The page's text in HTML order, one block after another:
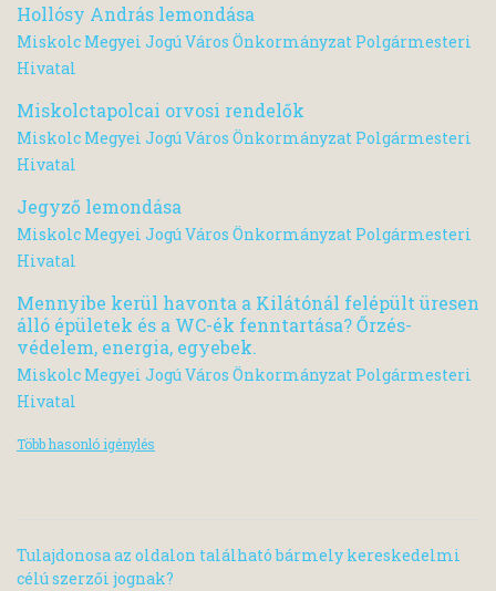
Hollósy András lemondása
Miskolc Megyei Jogú Város Önkormányzat Polgármesteri
Hivatal
Miskolctapolcai orvosi rendelők
Miskolc Megyei Jogú Város Önkormányzat Polgármesteri
Hivatal
Jegyző lemondása
Miskolc Megyei Jogú Város Önkormányzat Polgármesteri
Hivatal
Mennyibe kerül havonta a Kilátónál felépült üresen
álló épületek és a WC-ék fenntartása? Őrzés-
védelem, energia, egyebek.
Miskolc Megyei Jogú Város Önkormányzat Polgármesteri
Hivatal
Több hasonló igénylés
Tulajdonosa az oldalon található bármely kereskedelmi
célú szerzői jognak?